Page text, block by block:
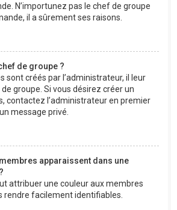
N’importunez pas le chef de groupe
il a sûrement ses raisons.
de groupe ?
sont créés par l’administrateur, il leur
groupe. Si vous désirez créer un
contactez l’administrateur en premier
message privé.
apparaissent dans une
attribuer une couleur aux membres
rendre facilement identifiables.